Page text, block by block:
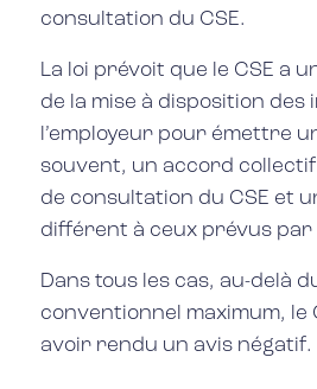
consultation du CSE.
La loi prévoit que le CSE a
de la mise à disposition
l’employeur pour émettre
souvent, un accord
de consultation du CSE et
différent à ceux prévus par
Dans tous les cas, au-delà
conventionnel maximum, le
avoir rendu un avis négatif.